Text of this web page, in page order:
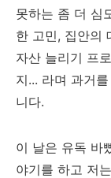
못하는 좀 더 심
한 고민, 집안의
자산 늘리기 프
지... 라며 과거
니다.
이 날은 유독 바
야기를 하고 저